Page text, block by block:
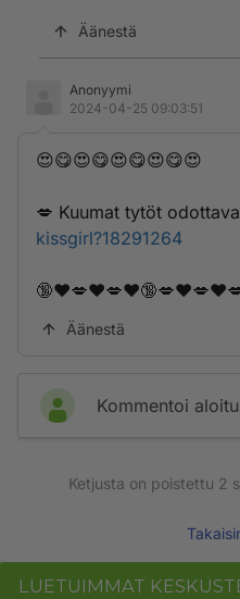
Äänestä
Anonyymi
2024-04-25 09:03:51
😍😋😍😋😍😋😍😋😍
💋 K­u­­u­m­a­t­ ­t­­y­t­­ö­­t­­
kissgirl?18291264
Äänestä
Kommentoi
Ketjusta on poistettu 2
LUETUIMMAT